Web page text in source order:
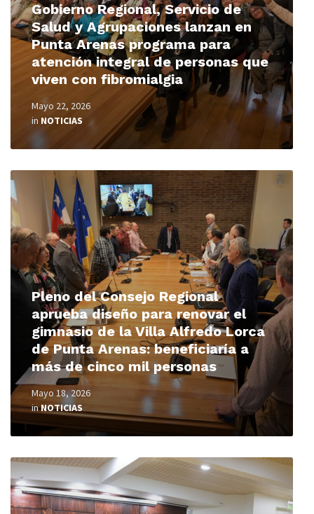
Gobierno Regional, Servicio de
Salud y Agrupaciones lanzan en
Punta Arenas programa para
atención integral de personas que
viven con fibromialgia
Mayo 22, 2026
in NOTICIAS
Pleno del Consejo Regional
aprueba diseño para renovar el
gimnasio de la Villa Alfredo Lorca
de Punta Arenas: beneficiaría a
más de cinco mil personas
Mayo 18, 2026
inNOTICIAS
Read
More
Read
More